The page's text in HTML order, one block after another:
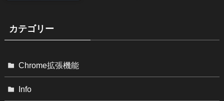
カテゴリー
Chrome拡張機能
Info